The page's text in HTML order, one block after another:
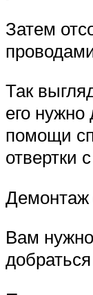
Затем
Так
его нужно
помощи
отвертки
Демонтаж
Вам